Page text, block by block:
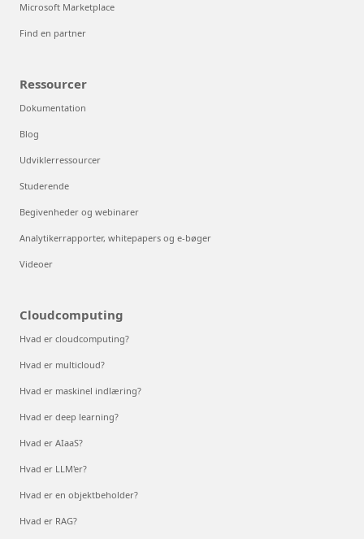
Microsoft Marketplace
Find en partner
Ressourcer
Dokumentation
Blog
Udviklerressourcer
Studerende
Begivenheder og webinarer
Analytikerrapporter, whitepapers og e-bøger
Videoer
Cloudcomputing
Hvad er cloudcomputing?
Hvad er multicloud?
Hvad er maskinel indlæring?
Hvad er deep learning?
Hvad er AIaaS?
Hvad er LLM'er?
Hvad er en objektbeholder?
Hvad er RAG?